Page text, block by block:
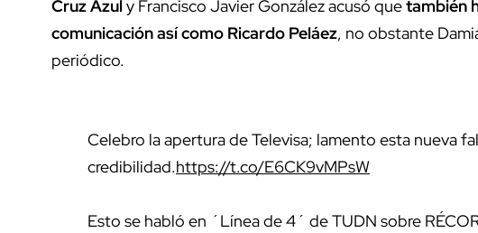
Cruz Azuly Francisco Javier González acusó quetambién
comunicación así como Ricardo Peláez, no obstante
periódico.
Celebro la apertura de Televisa; lamento esta nueva
credibilidad.https://t.co/E6CK9vMPsW
Esto se habló en ´Línea de 4´ de TUDN sobre